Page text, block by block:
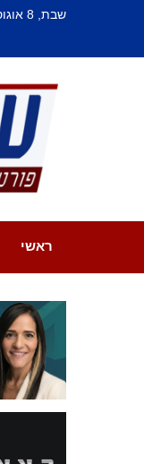
שבת, 8 אוגוסט 2026
ראשי